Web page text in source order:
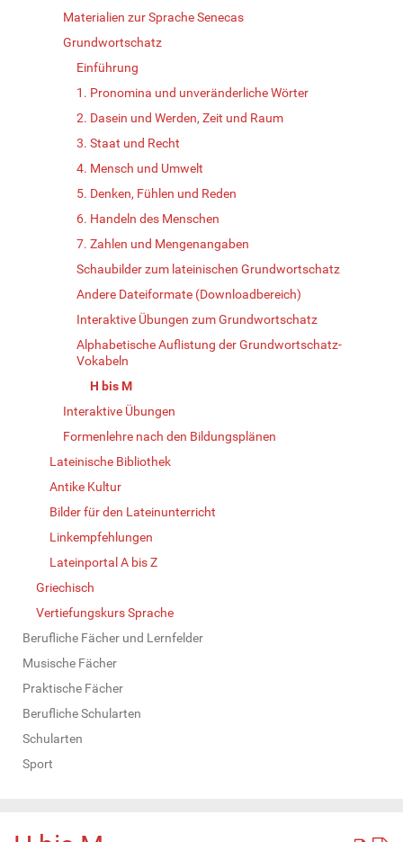
Materialien zur Sprache Senecas
Grundwortschatz
Einführung
1. Pronomina und unveränderliche Wörter
2. Dasein und Werden, Zeit und Raum
3. Staat und Recht
4. Mensch und Umwelt
5. Denken, Fühlen und Reden
6. Handeln des Menschen
7. Zahlen und Mengenangaben
Schaubilder zum lateinischen Grundwortschatz
Andere Dateiformate (Downloadbereich)
Interaktive Übungen zum Grundwortschatz
Alphabetische Auflistung der Grundwortschatz-
Vokabeln
H bis M
Interaktive Übungen
Formenlehre nach den Bildungsplänen
Lateinische Bibliothek
Antike Kultur
Bilder für den Lateinunterricht
Linkempfehlungen
Lateinportal A bis Z
Griechisch
Vertiefungskurs Sprache
Berufliche Fächer und Lernfelder
Musische Fächer
Praktische Fächer
Berufliche Schularten
Schularten
Sport